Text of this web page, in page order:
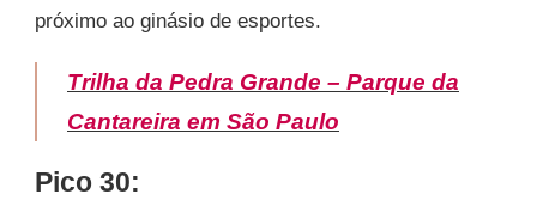
próximo ao ginásio de esportes.
Trilha da Pedra Grande – Parque da
Cantareira em São Paulo
Pico 30: